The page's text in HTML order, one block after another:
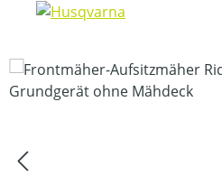
Bildergalerie überspringen